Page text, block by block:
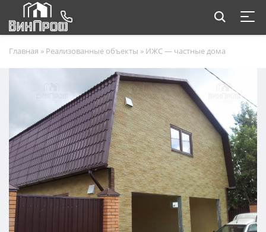
Главная » Реализованные объекты » ИЖС — частные дома